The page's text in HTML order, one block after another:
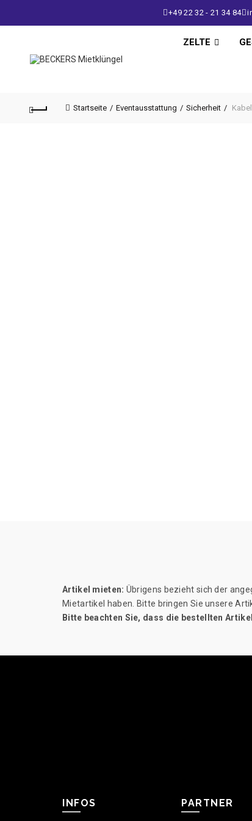
+49 22 32 - 21 34 84
ZELTE
Startseite Eventausstattung Sicherheit
Artikel mieten: Übrigens bezieht sich der
Mietartikel haben. Bitte bringen Sie unsere
Bitte beachten Sie, dass die bestellten
INFOS PARTNER